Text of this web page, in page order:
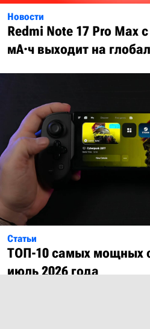
Новости
Redmi Note 17 Pro Max
мА·ч выходит на
Статьи
ТОП-10 самых мощных
июль 2026 года